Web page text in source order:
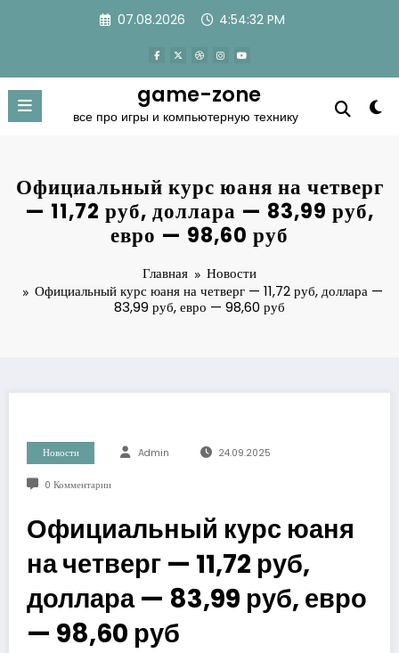
07.08.2026 4:54:32 PM
game-zone
все про игры и компьютерную технику
Официальный курс юаня на четверг
— 11,72 руб, доллара — 83,99 руб,
евро — 98,60 руб
Главная
Новости
Официальный курс юаня на четверг — 11,72 руб, доллара —
83,99 руб, евро — 98,60 руб
Новости Admin 24.09.2025
0 Комментарии
Официальный курс юаня
на четверг — 11,72 руб,
доллара — 83,99 руб, евро
— 98,60 руб